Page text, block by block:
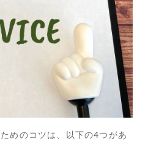
めのコツは、以下の4つがあ